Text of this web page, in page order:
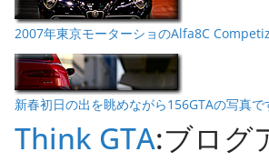
2007年東京モーターショのAlfa8C
新春初日の出を眺めながら156GTAの写真で
Think GTA:ブログ